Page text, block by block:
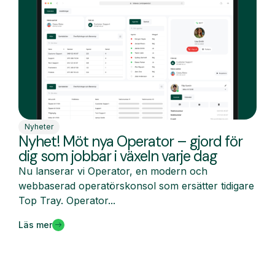
Nyheter
Nyhet! Möt nya Operator – gjord för
dig som jobbar i växeln varje dag
Nu lanserar vi Operator, en modern och
webbaserad operatörskonsol som ersätter tidigare
Top Tray. Operator...
Läs mer